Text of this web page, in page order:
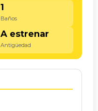
1
Baños
A estrenar
Antigüedad